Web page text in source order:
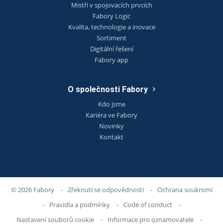
Mistři v spojovacích prvcích
Fabory Logic
Kvalita, technologie a inovace
Sortiment
Digitální řešení
Fabory app
O společnosti Fabory
Kdo jsme
Kariéra ve Fabory
Novinky
Kontakt
© 2026 Fabory - Zřeknutí se odpovědnosti - Ochrana soukromí
-
Pravidla a podmínky - Code of conduct
-
Nastavení souborů cookie
- Informace pro oznamovatele -